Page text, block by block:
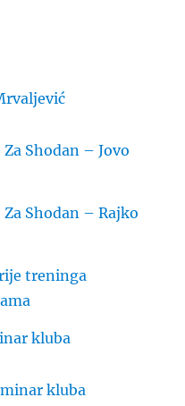
Shodan – Jovo
Za Shodan – Rajko
treninga
kluba
kluba